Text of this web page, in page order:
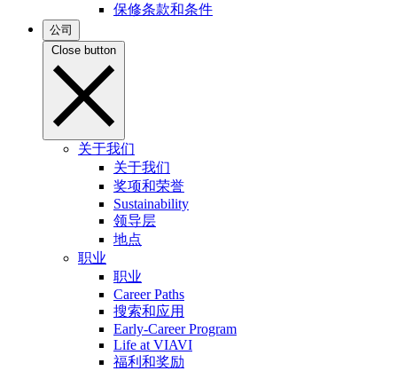
保修条款和条件
公司
Close button
关于我们
关于我们
奖项和荣誉
Sustainability
领导层
地点
职业
职业
Career Paths
搜索和应用
Early-Career Program
Life at VIAVI
福利和奖励